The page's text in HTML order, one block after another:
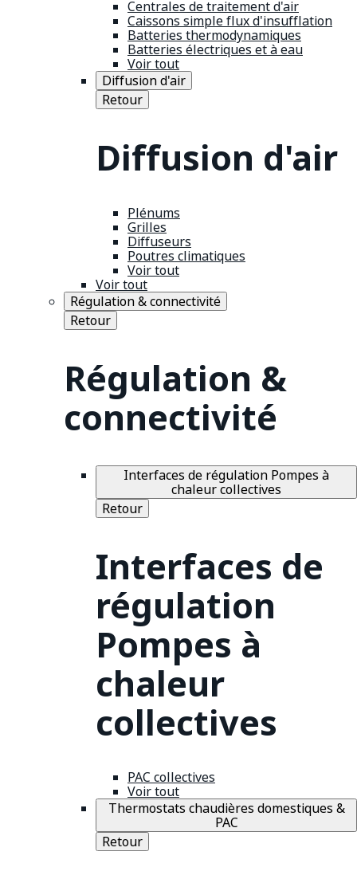
Centrales de traitement d'air
Caissons simple flux d'insufflation
Batteries thermodynamiques
Batteries électriques et à eau
Voir tout
Diffusion d'air
Retour
Diffusion d'air
Plénums
Grilles
Diffuseurs
Poutres climatiques
Voir tout
Voir tout
Régulation & connectivité
Retour
Régulation &
connectivité
Interfaces de régulation Pompes à
chaleur collectives
Retour
Interfaces de
régulation
Pompes à
chaleur
collectives
PAC collectives
Voir tout
Thermostats chaudières domestiques &
PAC
Retour